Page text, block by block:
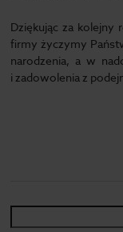
Dziękując za kolejny
firmy życzymy
narodzenia, a w
i zadowolenia z